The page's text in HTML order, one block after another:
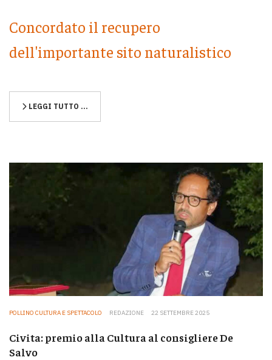
Concordato il recupero
dell'importante sito naturalistico
LEGGI TUTTO …
POLLINO CULTURA E SPETTACOLO REDAZIONE 22 SETTEMBRE 2025
Civita: premio alla Cultura al consigliere De
Salvo